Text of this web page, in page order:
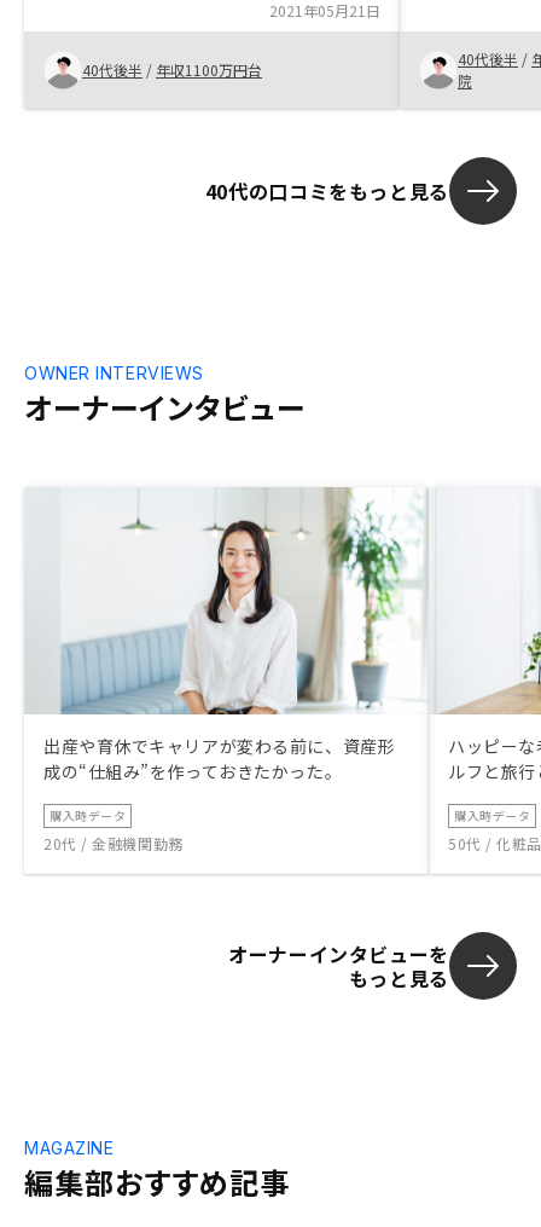
してくれた点税金に関するアドバイス
2021年05月21日
40代後半 / 年収1100万円台
になりはじめ
いても納得の
した。経費な
ので良いと思
40代後半 /
院
40代の口コミをもっと見る
オーナーインタビュー
OWNER INTERVIEWS
出産や育休でキャリアが変わる前に、資産形
成の“仕組み”を作っておきたかった。
購入時データ
20代 / 金融機関勤務
ハッピー
ルフと旅
購入時データ
50代 / 化粧
オーナーインタビューを
もっと見る
編集部おすすめ記事
MAGAZINE